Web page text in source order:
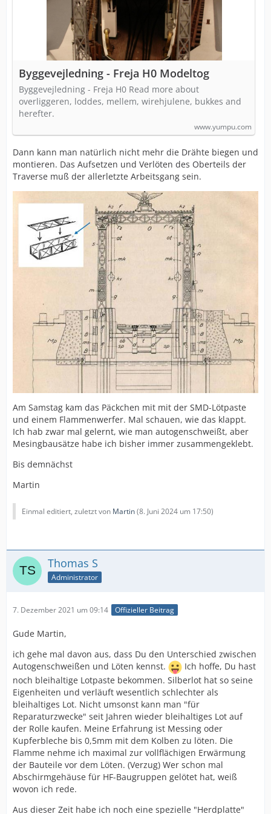
Byggevejledning - Freja H0 Modeltog
Byggevejledning - Freja H0 Read more about
overliggeren, loddes, mellem, wirehjulene, bukkes and
herefter.
www.yumpu.com
Dann kann man natürlich nicht mehr die Drähte biegen und
montieren. Das Aufsetzen und Verlöten des Oberteils der
Traverse muß der allerletzte Arbeitsgang sein.
Am Samstag kam das Päckchen mit mit der SMD-Lötpaste
und einem Flammenwerfer. Mal schauen, wie das klappt.
Ich hab zwar mal gelernt, wie man autogenschweißt, aber
Mesingbausätze habe ich bisher immer zusammengeklebt.
Bis demnächst
Martin
Einmal editiert, zuletzt von Martin(8. Juni 2024 um 17:50)
Thomas S
Administrator
7. Dezember 2021 um 09:14 Offizieller Beitrag
Gude Martin,
ich gehe mal davon aus, dass Du den Unterschied zwischen
Autogenschweißen und Löten kennst.
Ich hoffe, Du hast
noch bleihaltige Lotpaste bekommen. Silberlot hat so seine
Eigenheiten und verläuft wesentlich schlechter als
bleihaltiges Lot. Nicht umsonst kann man "für
Reparaturzwecke" seit Jahren wieder bleihaltiges Lot auf
der Rolle kaufen. Meine Erfahrung ist Messing oder
Kupferbleche bis 0,5mm mit dem Kolben zu löten. Die
Flamme nehme ich maximal zur vollflächigen Erwärmung
der Bauteile vor dem Löten. (Verzug) Wer schon mal
Abschirmgehäuse für HF-Baugruppen gelötet hat, weiß
wovon ich rede.
Aus dieser Zeit habe ich noch eine spezielle "Herdplatte"